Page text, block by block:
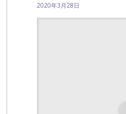
2020年3月28日